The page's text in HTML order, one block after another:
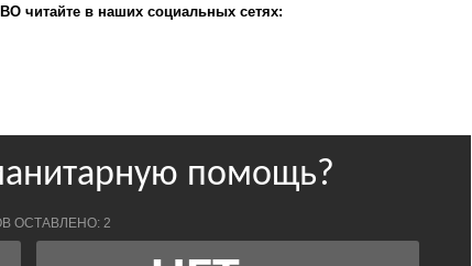
читайте в наших социальных сетях: